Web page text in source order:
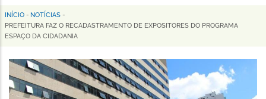
Horizonte
Trilha
de
navegação
INÍCIO - NOTÍCIAS -
PREFEITURA FAZ O RECADASTRAMENTO DE EXPOSITORES DO PROGRAMA
ESPAÇO DA CIDADANIA